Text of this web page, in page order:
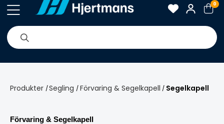
0
Nyheter Om oss Varumärken Tips & guider
Produkter /Segling / Förvaring & Segelkapell / Segelkapell
Förvaring & Segelkapell